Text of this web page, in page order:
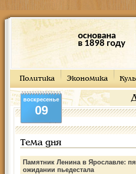
основана
в 1898 году
Политика Экономика
воскресенье
09
Тема дня
Памятник Ленина в Ярославле:
ожидании пьедестала